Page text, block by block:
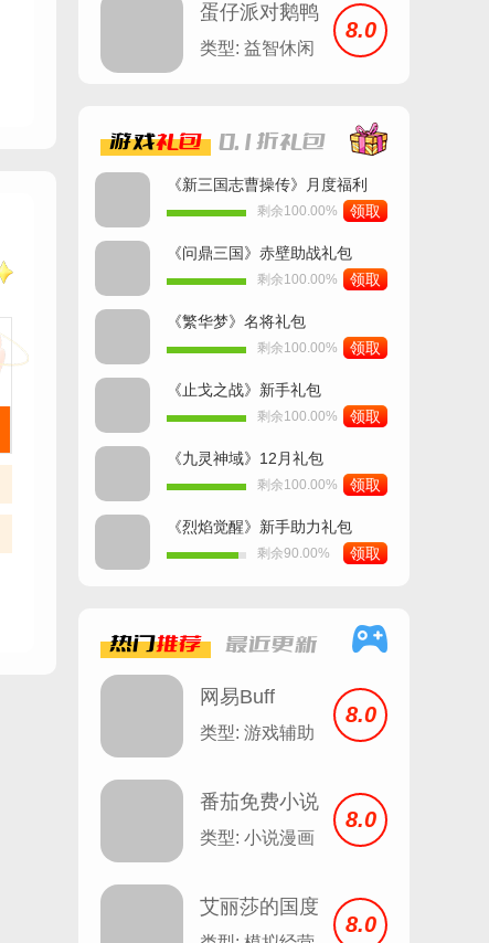
蛋仔派对鹅鸭
杀
类型: 益智休闲
8.0
游戏礼包 0.1折礼包
《新三国志曹操传》月度福利
剩余100.00% 领取
《问鼎三国》赤壁助战礼包
剩余100.00% 领取
《繁华梦》名将礼包
剩余100.00% 领取
《止戈之战》新手礼包
剩余100.00% 领取
《九灵神域》12月礼包
剩余100.00% 领取
《烈焰觉醒》新手助力礼包
剩余90.00% 领取
热门推荐 最近更新
网易Buff
类型: 游戏辅助
8.0
番茄免费小说
安卓
类型: 小说漫画
8.0
艾丽莎的国度
8.0